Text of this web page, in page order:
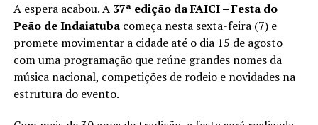
A espera acabou. A 37ª edição da FAICI – Festa do
Peão de Indaiatubacomeça nesta sexta-feira (7) e
promete movimentar a cidade até o dia 15 de agosto
com uma programação que reúne grandes nomes da
música nacional, competições de rodeio e novidades na
estrutura do evento.